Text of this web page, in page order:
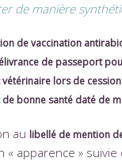
de manière
de vaccination
de passeport
lors de
de bonne santé daté de
au libellé de mention
« apparence »